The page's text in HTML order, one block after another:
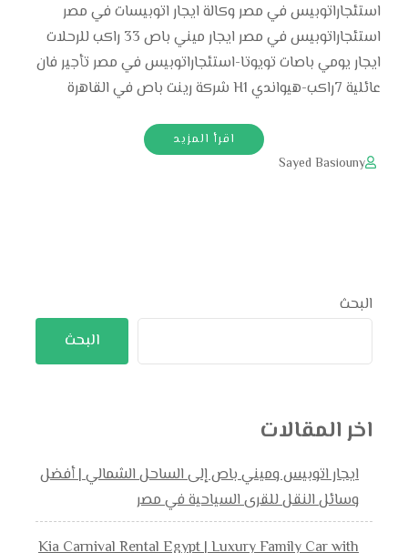
استئجاراتوبيس في مصر وكالة ايجار اتوبيسات في مصر
استئجاراتوبيس في مصر ايجار ميني باص 33 راكب للرحلات
ايجار يومي باصات تويوتا-استئجاراتوبيس في مصر تأجير فان
عائلية 7راكب-هيواندي H1 شركة رينت باص في القاهرة
اقرأ المزيد
Sayed Basiouny
البحث
البحث
اخر المقالات
ايجار اتوبيس وميني باص إلى الساحل الشمالي | أفضل
وسائل النقل للقرى السياحية في مصر
Kia Carnival Rental Egypt | Luxury Family Car with